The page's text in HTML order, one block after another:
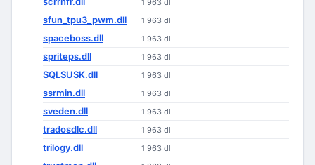
1 963 dl
sfun_tpu3_pwm.dll 1 963 dl
spaceboss.dll 1 963 dl
spriteps.dll 1 963 dl
SQLSUSK.dll 1 963 dl
ssrmin.dll 1 963 dl
sveden.dll 1 963 dl
tradosdlc.dll 1 963 dl
trilogy.dll 1 963 dl